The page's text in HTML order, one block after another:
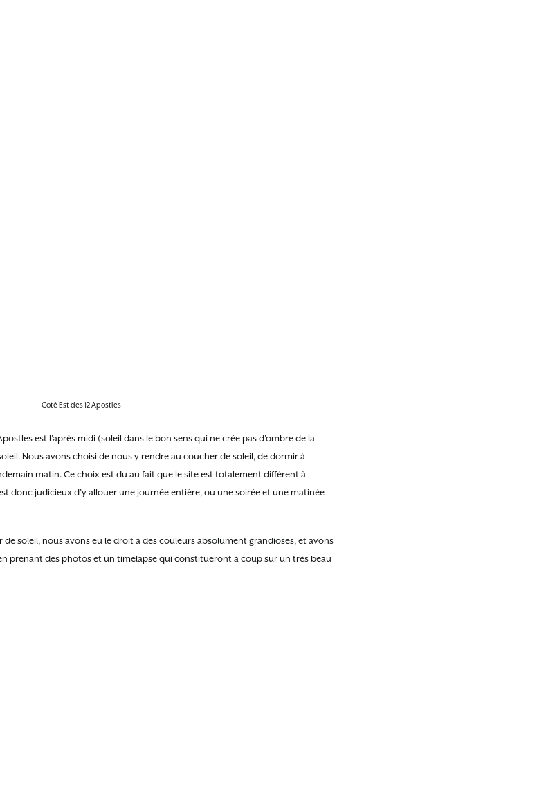
Coté Est des 12 Apostles
est l’après midi (soleil dans le bon sens qui ne crée pas d’ombre de la
Nous avons choisi de nous y rendre au coucher de soleil, de dormir à
matin. Ce choix est du au fait que le site est totalement différent à
donc judicieux d’y allouer une journée entière, ou une soirée et une matinée
soleil, nous avons eu le droit à des couleurs absolument grandioses, et avons
prenant des photos et un timelapse qui constitueront à coup sur un très beau